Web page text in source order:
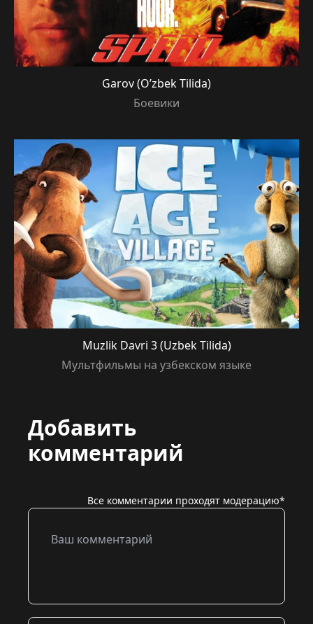
Garov (O’zbek Tilida)
Боевики
Muzlik Davri 3 (Uzbek Tilida)
Мультфильмы на узбекском языке
Добавить
комментарий
Все комментарии проходят модерацию*